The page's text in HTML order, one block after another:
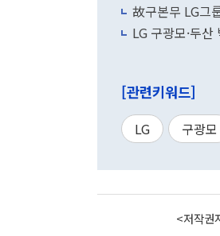
故구본무 LG그
LG 구광모·두
[관련키워드]
LG 구광모
<저작권